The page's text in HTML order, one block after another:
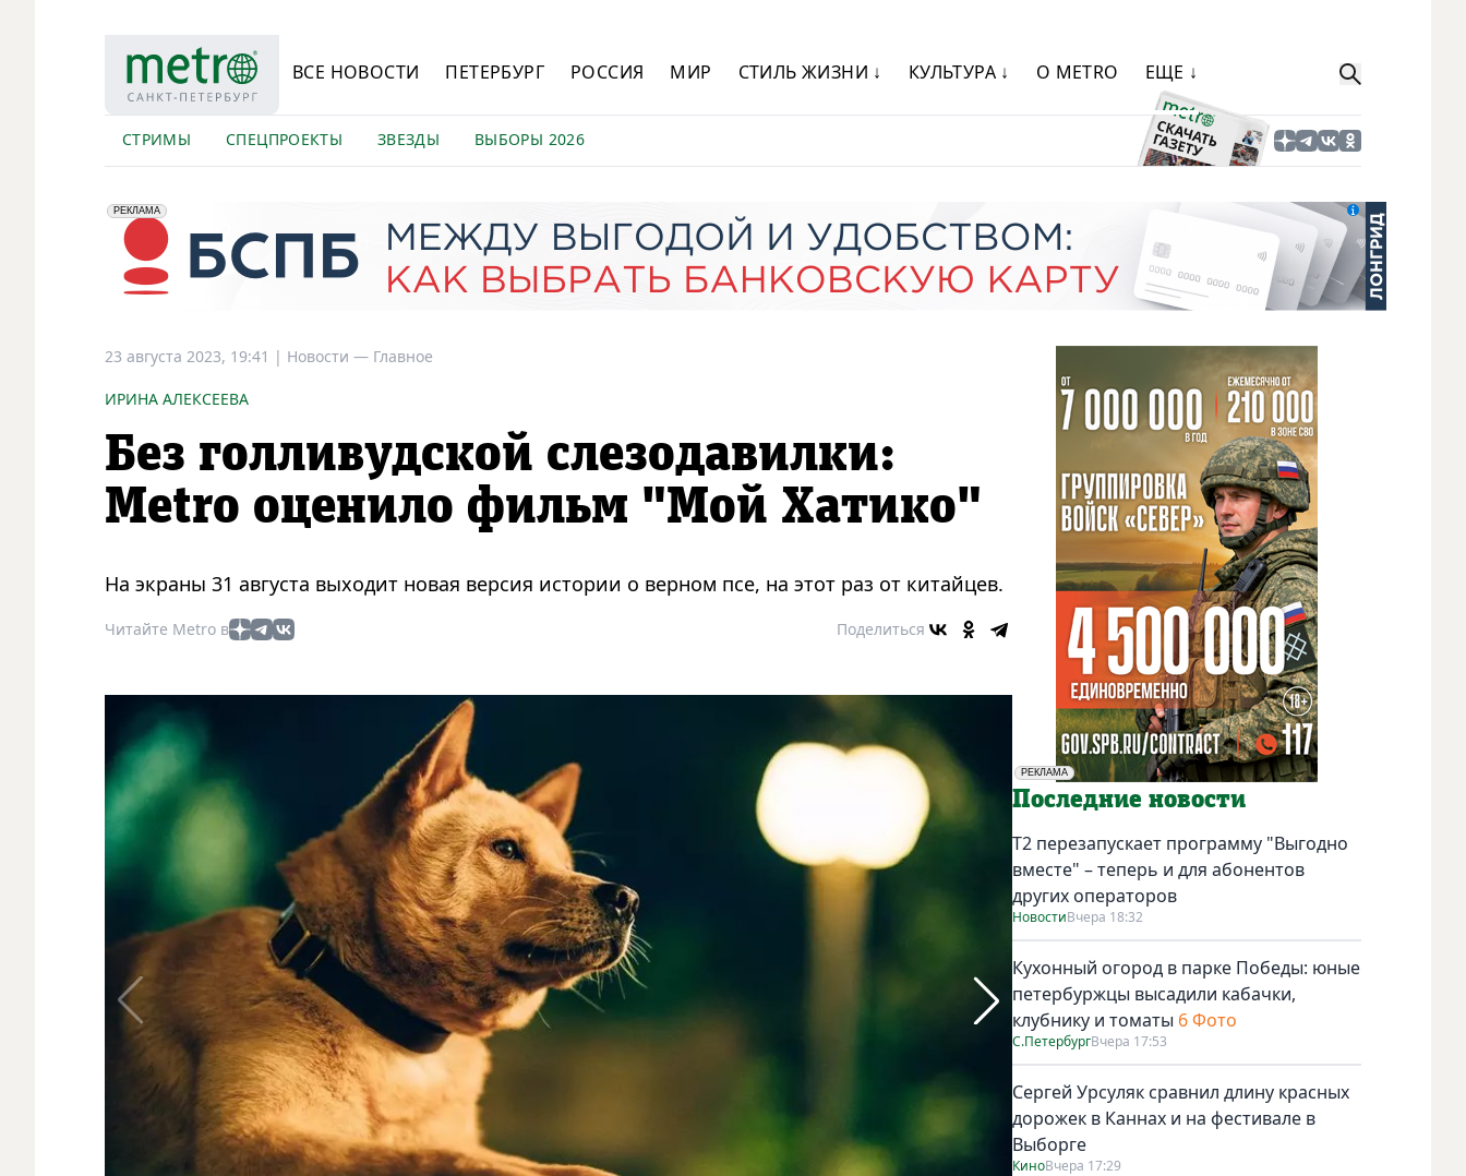
ВСЕ НОВОСТИ ПЕТЕРБУРГ РОССИЯ МИР СТИЛЬ ЖИЗНИ ↓ КУЛЬТУРА ↓ О METRO ЕЩЕ ↓
СТРИМЫ СПЕЦПРОЕКТЫ ЗВЕЗДЫ ВЫБОРЫ 2026
erid: 2VfnxyFybV5
РЕКЛАМА
ПАО "Банк "Санкт-Петербург", ИНН: 7831000027
23 августа 2023, 19:41 | Новости — Главное
ИРИНА АЛЕКСЕЕВА
Без голливудской слезодавилки:
Metro оценило фильм "Мой Хатико"
На экраны 31 августа выходит новая версия истории о верном псе, на этот раз от китайцев.
Читайте Metro в Поделиться
РЕКЛАМА
Социальная реклама
Последние новости
Т2 перезапускает программу "Выгодно
вместе" – теперь и для абонентов
других операторов
НовостиВчера 18:32
Кухонный огород в парке Победы: юные
петербуржцы высадили кабачки,
клубнику и томаты 6 Фото
С.ПетербургВчера 17:53
Сергей Урсуляк сравнил длину красных
дорожек в Каннах и на фестивале в
Выборге
КиноВчера 17:29